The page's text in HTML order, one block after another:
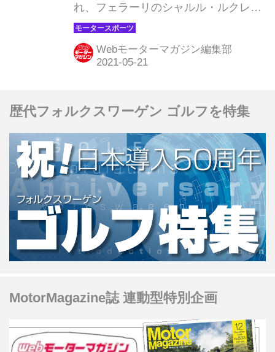
れ、フェラーリのシャルル・ルクレー
ルがトップタイムをマークした。2番
手もカルロス・サインツで、フェラー
リがソフトタイヤで速さを見せた。3
フェルスタッペンは4番手につけてい
る。
Webモーターマガジン編集部
歴代フォルクスワーゲン ゴルフを特集
MotorMagazine誌 連動型特別企画